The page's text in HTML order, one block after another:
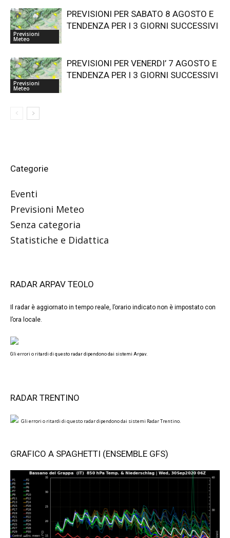
Previsioni
Meteo
PREVISIONI PER SABATO 8 AGOSTO E
TENDENZA PER I 3 GIORNI SUCCESSIVI
Previsioni
Meteo
PREVISIONI PER VENERDI’ 7 AGOSTO E
TENDENZA PER I 3 GIORNI SUCCESSIVI
Categorie
Eventi
Previsioni Meteo
Senza categoria
Statistiche e Didattica
RADAR ARPAV TEOLO
Il radar è aggiornato in tempo reale, l’orario indicato non è impostato con
l’ora locale.
Gli errori o ritardi di questo radar dipendono dai sistemi Arpav.
RADAR TRENTINO
Gli errori o ritardi di questo radar dipendono dai sistemi Radar Trentino.
GRAFICO A SPAGHETTI (ENSEMBLE GFS)